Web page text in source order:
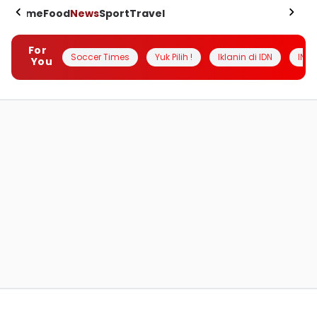
HomeFoodNewsSportTravel
For
You
Soccer Times Yuk Pilih ! Iklanin di IDN